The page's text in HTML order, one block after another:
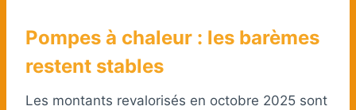
Pompes à chaleur : les barèmes
restent stables
Les montants revalorisés en octobre 2025 sont